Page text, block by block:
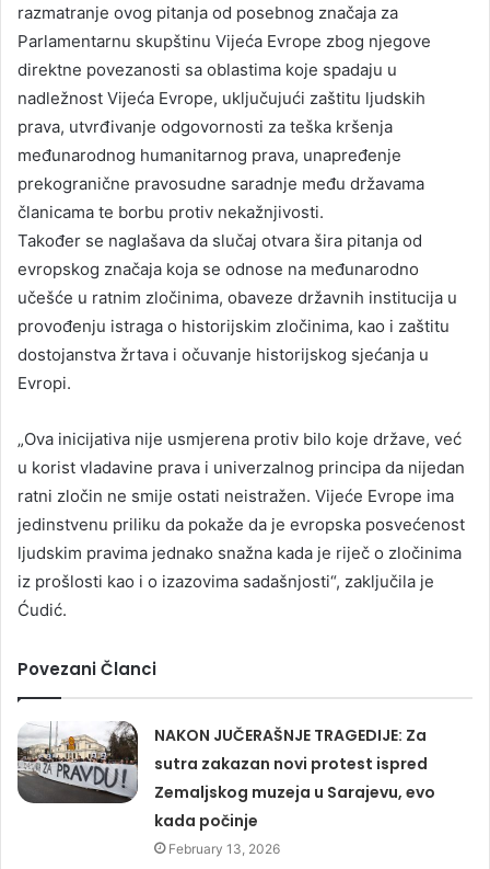
razmatranje ovog pitanja od posebnog značaja za
Parlamentarnu skupštinu Vijeća Evrope zbog njegove
direktne povezanosti sa oblastima koje spadaju u
nadležnost Vijeća Evrope, uključujući zaštitu ljudskih
prava, utvrđivanje odgovornosti za teška kršenja
međunarodnog humanitarnog prava, unapređenje
prekogranične pravosudne saradnje među državama
članicama te borbu protiv nekažnjivosti.
Također se naglašava da slučaj otvara šira pitanja od
evropskog značaja koja se odnose na međunarodno
učešće u ratnim zločinima, obaveze državnih institucija u
provođenju istraga o historijskim zločinima, kao i zaštitu
dostojanstva žrtava i očuvanje historijskog sjećanja u
Evropi.
„Ova inicijativa nije usmjerena protiv bilo koje države, već
u korist vladavine prava i univerzalnog principa da nijedan
ratni zločin ne smije ostati neistražen. Vijeće Evrope ima
jedinstvenu priliku da pokaže da je evropska posvećenost
ljudskim pravima jednako snažna kada je riječ o zločinima
iz prošlosti kao i o izazovima sadašnjosti“, zaključila je
Ćudić.
Povezani Članci
NAKON JUČERAŠNJE TRAGEDIJE: Za
sutra zakazan novi protest ispred
Zemaljskog muzeja u Sarajevu, evo
kada počinje
February 13, 2026